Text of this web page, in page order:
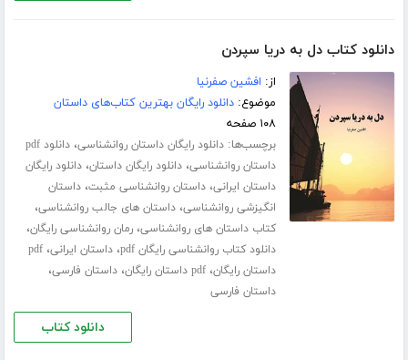
دانلود کتاب دل به دریا سپردن
از: افشین صفرنیا
موضوع:دانلود رایگان بهترین کتاب‌های داستان
۱۰۸ صفحه
برچسب‌ها:دانلود رایگان داستان روانشناسی،
دانلود pdf
داستان روانشناسی،دانلود رایگان داستان،دانلود رایگان
داستان ایرانی،داستان روانشناسی مثبت،داستان
انگیزشی روانشناسی،داستان های جالب روانشناسی،
کتاب داستان های روانشناسی،رمان روانشناسی رایگان،
دانلود کتاب روانشناسی رایگان pdf ،داستان ایرانی،pdf
داستان رایگان،pdf داستان رایگان ،داستان فارسی،
داستان فارسی
دانلود کتاب